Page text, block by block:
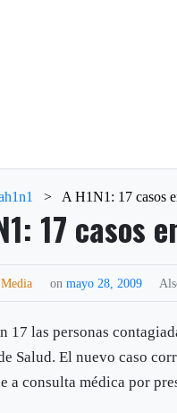
> A H1N1: 17 casos
17 casos
onmayo 28, 2009
17 las personas
Salud. El nuevo caso
a consulta médica por